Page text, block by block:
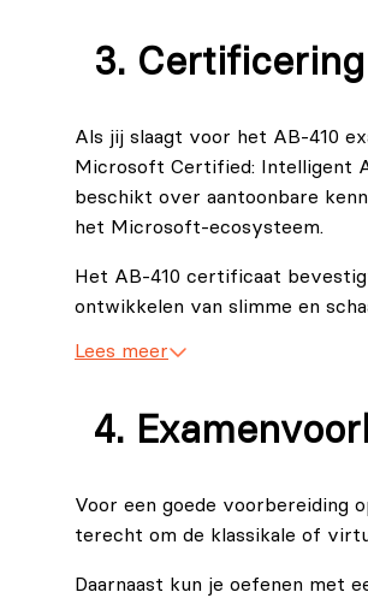
Certificering
Als jij slaagt voor het AB-410
Microsoft Certified: Intelligent
beschikt over aantoonbare
het Microsoft‑ecosysteem.
Het AB-410 certificaat
ontwikkelen van slimme en
Lees meer
Voor een goede voorbereiding
terecht om de klassikale of
Daarnaast kun je oefenen met